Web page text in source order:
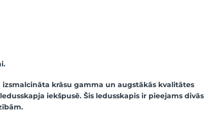
krāsu gamma un augstākās kvalitātes
iekšpusē. Šis ledusskapis ir pieejams divās